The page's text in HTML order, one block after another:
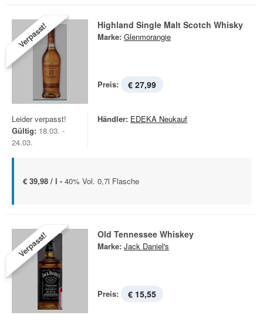
Verpasst! Highland Single Malt Scotch Whisky
Marke: Glenmorangie
Preis: € 27,99
Leider verpasst!
Gültig: 18.03. -
24.03.
Händler: EDEKA Neukauf
€ 39,98 / l - 40% Vol. 0,7l Flasche
Verpasst! Old Tennessee Whiskey
Marke: Jack Daniel's
Preis: € 15,55